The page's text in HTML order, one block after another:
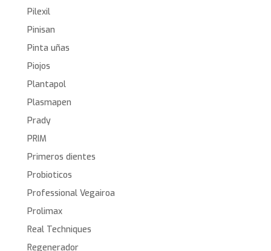
Pilexil
Pinisan
Pinta uñas
Piojos
Plantapol
Plasmapen
Prady
PRIM
Primeros dientes
Probioticos
Professional Vegairoa
Prolimax
Real Techniques
Regenerador